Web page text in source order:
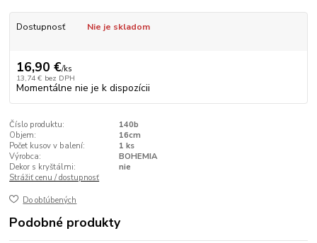
Dostupnosť Nie je skladom
16,90 €/ks
13,74 € bez DPH
Momentálne nie je k dispozícii
Číslo produktu:
140b
Objem:
16cm
Počet kusov v balení:
1 ks
Výrobca:
BOHEMIA
Dekor s kryštálmi:
nie
Strážiť cenu / dostupnosť
Do obľúbených
Podobné produkty